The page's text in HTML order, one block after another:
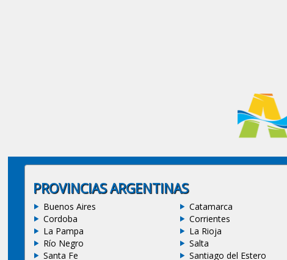
PROVINCIAS ARGENTINAS
Buenos Aires Catamarca
Cordoba
Corrientes
La Pampa
La Rioja
Río Negro
Salta
Santa Fe
Santiago del Estero